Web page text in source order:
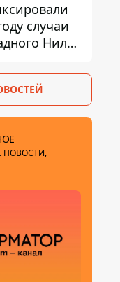
случаи
Нила:
НОВОСТИ,